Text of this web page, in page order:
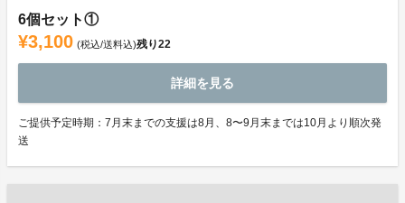
6個セット①
¥3,100 (税込/送料込)残り22
詳細を見る
ご提供予定時期：7月末までの支援は8月、8〜9月末までは10月より順次発
送